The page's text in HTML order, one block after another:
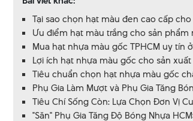
Tại sao chọn hạt màu đen cao cấp
Ưu điểm hạt màu trắng cho sản
Mua hạt nhựa màu gốc TPHCM uy tín
Lợi ích hạt nhựa màu gốc cho sản
Tiêu chuẩn chọn hạt nhựa màu gốc
Phụ Gia Làm Mượt và Phụ Gia Tăng
Tiêu Chí Sống Còn: Lựa Chọn Đơn Vị
"Săn" Phụ Gia Tăng Độ Bóng Nhựa